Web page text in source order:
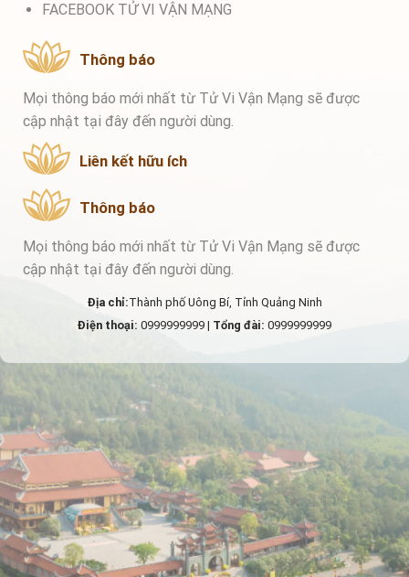
FACEBOOK TỬ VI VẬN MẠNG
Thông báo
Mọi thông báo mới nhất từ Tử Vi Vận Mạng sẽ được
cập nhật tại đây đến người dùng.
Liên kết hữu ích
Thông báo
Mọi thông báo mới nhất từ Tử Vi Vận Mạng sẽ được
cập nhật tại đây đến người dùng.
Địa chỉ:Thành phố Uông Bí, Tỉnh Quảng Ninh
Điện thoại: 0999999999 | Tổng đài: 0999999999